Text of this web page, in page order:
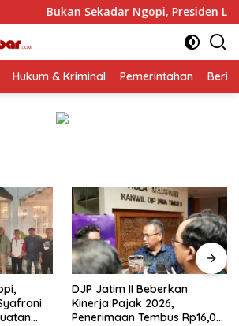
Ngopi, Presiden LIRA Andi
Hukum & Kriminal Pemerintahan
DJP Jatim II Beberkan
Kinerja Pajak 2026,
Penerimaan Tembus Rp16,08